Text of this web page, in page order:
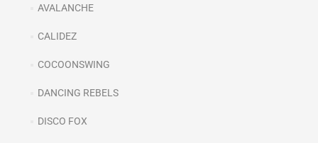
AVALANCHE
CALIDEZ
COCOONSWING
DANCING REBELS
DISCO FOX